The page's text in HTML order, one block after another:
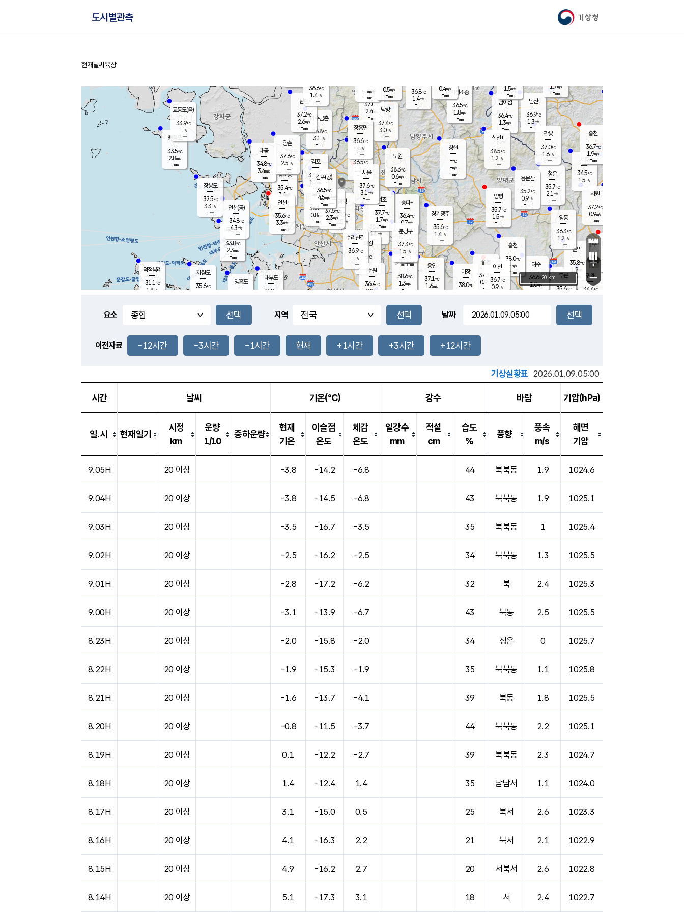
기상청
도시별관측
홈
현재날씨 육상
풍도
2.3m/s
문막
35.8℃
1.9m/s
mm
남이섬
36.4℃
1.3m/s
-mm
무의도
33.8℃
2.3m/s
-mm
영흥도
볼음도
33.5℃
2.8m/s
-mm
자월도
35.6℃
양주
37.0℃
2.4
-mm
부론
35.6℃
과천
36.3℃
1.1m/s
- mm
남산
36.9℃
1.3m/s
-mm
장봉도
32.5℃
3.3m/s
-mm
-mm
청운
35.7℃
2.1 m/s
-mm
팔봉
37.0℃
1.6m/s
-mm
-mm
용인
37.1℃
1.6m/s
여주
36.6℃
1.0m/s
양동
36.3℃
1.2m/s
-mm
경기광주
35.6℃
1.4m/s
-mm
장호원
1.5m/s
-mm
34.6
℃
대부도
34.8
-
경서동
35.4℃
3.4 m/s
-mm
파주금촌
36.8℃
3.1 m/s
-mm
가평조종
36.5℃
1.8m/s
-mm
36.8℃
1.4m/s
-mm
대곶
34.8℃
3.4m/s
-mm
신천*
38.5℃
1.2m/s
-mm
창현
-℃
-m/s
-mm
탄현
37.2℃
2.6m/s
-mm
0.4m/s
-mm
37.4℃
1.6m/s
-mm
흥천
38.0℃
-m/s
-mm
마장
38.0℃
의왕
- ℃
m/s
mm
김포
37.6℃
1.2 m/s
mm
설봉
37.3
0.9 m/s
- mm
광명
37.0
℃
2.5 m/s
-mm
부천
36.1℃
0.8m/s
-mm
-mm
양촌
37.6℃
2.5m/s
-mm
구로
37.5℃
2.3m/s
-mm
은평
36.5℃
1.3 m/s
- mm
노원
38.3℃
0.6m/s
-mm
송파*
36.4℃
0.7m/s
-mm
서초
37.7℃
1.7m/s
-mm
남방
37.4℃
3.0m/s
-mm
기흥구갈
38.6℃
1.3m/s
-
수리산길
36.9℃
-m/s
-mm
분당구
37.3℃
1.5m/s
-mm
장흥면
36.6℃
-m/s
-mm
-m/s
-mm
시동
34.5℃
1.5m/s
- mm
귀래
34.4℃
서원
37.2℃
0.9m/s
-mm
용문산
35.2℃
0.9m/s
-mm
덕적북리
31.1℃
1.8 m/s
인천(공)
34.8℃
4.3m/s
-mm
김포(공)
36.5℃
4.5m/s
-mm
교동도(음)
33.9℃
-m/s
-mm
홍천
36.7℃
1.9m/s
-mm
이천
36.7℃
0.9m/s
양평
35.7℃
1.5m/s
-mm
수원
36.4℃
0.8 m/s
인천
35.6℃
3.3m/s
-mm
서울
37.6℃
3.1 m/s
-mm
1.7 m/s
-mm
36.6℃
1.4m/s
-mm
0.5m/s
-mm
+
−
20 km
요소 지역 날짜
이전자료 -12시간 -3시간 -1시간 현재 +1시간 +3시간 +12시간
기상실황표 2026.01.09.05:00
시간 날씨 기온(℃) 강수 바람 기압(hPa)
일.시 현재일기
시정
km
운량
1/10
중하운량
현재
기온
이슬점
온도
체감
온도
일강수
mm
적설
cm
습도
%
풍향
풍속
m/s
해면
기압
9.05H 20 이상 -3.8 -14.2 -6.8 44 북북동 1.9 1024.6
9.04H 20 이상 -3.8 -14.5 -6.8 43 북북동 1.9 1025.1
9.03H 20 이상 -3.5 -16.7 -3.5 35 북북동 1 1025.4
9.02H 20 이상 -2.5 -16.2 -2.5 34 북북동 1.3 1025.5
9.01H 20 이상 -2.8 -17.2 -6.2 32 북 2.4 1025.3
9.00H 20 이상 -3.1 -13.9 -6.7 43 북동 2.5 1025.5
8.23H 20 이상 -2.0 -15.8 -2.0 34 정온 0 1025.7
8.22H 20 이상 -1.9 -15.3 -1.9 35 북북동 1.1 1025.8
8.21H 20 이상 -1.6 -13.7 -4.1 39 북동 1.8 1025.5
8.20H 20 이상 -0.8 -11.5 -3.7 44 북북동 2.2 1025.1
8.19H 20 이상 0.1 -12.2 -2.7 39 북북동 2.3 1024.7
8.18H 20 이상 1.4 -12.4 1.4 35 남남서 1.1 1024.0
8.17H 20 이상 3.1 -15.0 0.5 25 북서 2.6 1023.3
8.16H 20 이상 4.1 -16.3 2.2 21 북서 2.1 1022.9
8.15H 20 이상 4.9 -16.2 2.7 20 서북서 2.6 1022.8
8.14H 20 이상 5.1 -17.3 3.1 18 서 2.4 1022.7